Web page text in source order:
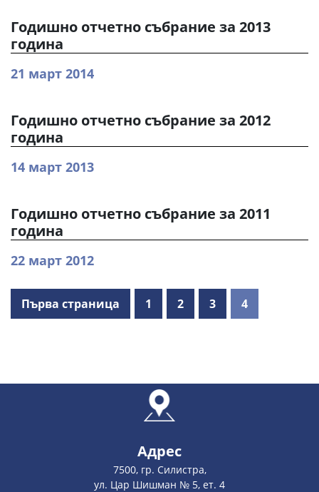
Годишно отчетно събрание за 2013
година
21 март 2014
Годишно отчетно събрание за 2012
година
14 март 2013
Годишно отчетно събрание за 2011
година
22 март 2012
Първа страница 1 2 3 4
Адрес
7500, гр. Силистра,
ул. Цар Шишман № 5, ет. 4